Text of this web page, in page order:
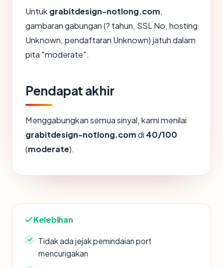
Untuk grabitdesign-notlong.com,
gambaran gabungan (? tahun, SSL No, hosting
Unknown, pendaftaran Unknown) jatuh dalam
pita "moderate".
Pendapat akhir
Menggabungkan semua sinyal, kami menilai
grabitdesign-notlong.comdi 40/100
(moderate).
Kelebihan
Tidak ada jejak pemindaian port
mencurigakan